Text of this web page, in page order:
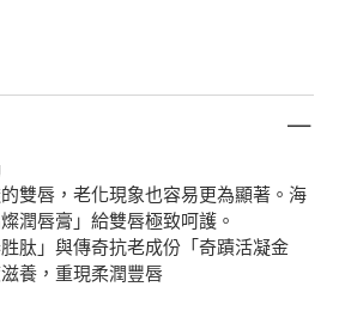
雙唇，老化現象也容易更為顯著。海
潤唇膏」給雙唇極致呵護。
肽」與傳奇抗老成份「奇蹟活凝金
養，重現柔潤豐唇